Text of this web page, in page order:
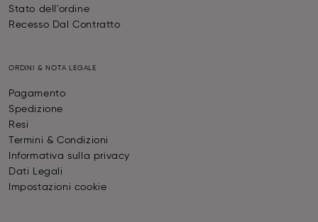
Stato dell'ordine
Recesso Dal Contratto
ORDINI & NOTA LEGALE
Pagamento
Spedizione
Resi
Termini & Condizioni
Informativa sulla privacy
Dati Legali
Impostazioni cookie